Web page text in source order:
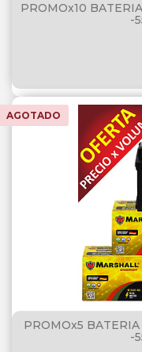
PROMOx10
-
AGOTADO
PROMOx5
-